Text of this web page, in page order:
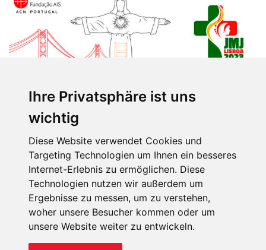
Ihre Privatsphäre ist uns
wichtig
Diese Website verwendet Cookies und
Targeting Technologien um Ihnen ein besseres
Internet-Erlebnis zu ermöglichen. Diese
Technologien nutzen wir außerdem um
Ergebnisse zu messen, um zu verstehen,
woher unsere Besucher kommen oder um
unsere Website weiter zu entwickeln.
Plakat von KIRCHE IN NOT Portugal zum Weltjugendtag mit dem
Motto „Helden des Glaubens“.
Ausstellungen, Dokumentarfilme und
Konferenzen bringen Schicksale näher